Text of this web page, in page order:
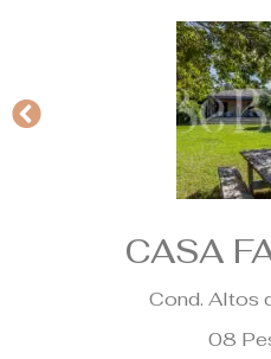
CASA
Cond. Altos
08